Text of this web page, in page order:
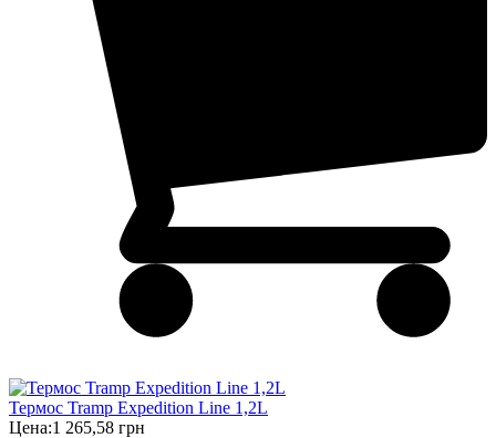
Термос Tramp Expedition Line 1,2L
Цена:1 265,58 грн